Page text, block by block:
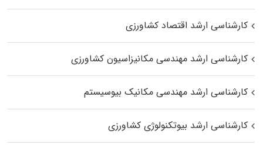
کارشناسی ارشد اقتصاد کشاورزی
کارشناسی ارشد مهندسی مکانیزاسیون کشاورزی
کارشناسی ارشد مهندسی مکانیک بیوسیستم
کارشناسی ارشد بیوتکنولوژی کشاورزی